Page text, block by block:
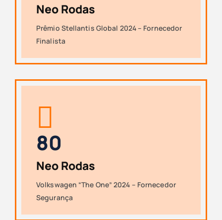
Neo Rodas
Prêmio Stellantis Global 2024 – Fornecedor
Finalista
80
Neo Rodas
Volkswagen “The One” 2024 – Fornecedor
Segurança